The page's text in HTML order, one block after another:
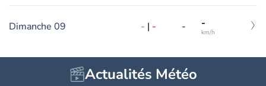
Dimanche 09 - | - - -
km/h
Actualités Météo